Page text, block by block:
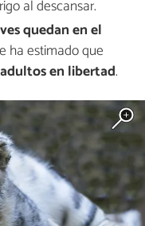
al descansar.
quedan en el
ha estimado que
en libertad.